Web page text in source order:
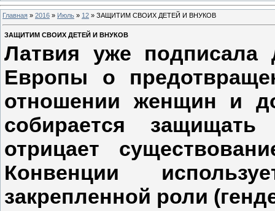
Главная » 2016 » Июль » 12 » ЗАЩИТИМ СВОИХ ДЕТЕЙ И ВНУКОВ
ЗАЩИТИМ СВОИХ ДЕТЕЙ И ВНУКОВ
Латвия уже подписала
Европы о
отношении женщин и
собирается
отрицает
Конвенции
закрепленной роли